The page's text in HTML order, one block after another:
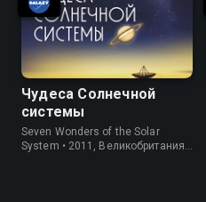
Чудеса Солнечной
системы
Seven Wonders of the Solar
System • 2011, Великобритания,